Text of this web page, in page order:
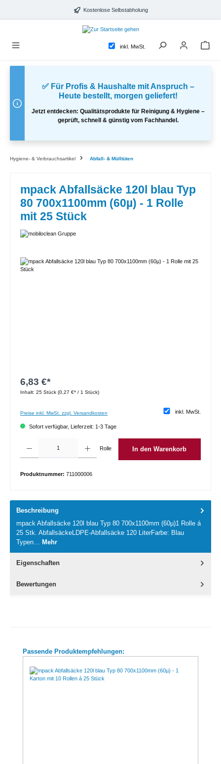
Kostenlose Selbstabholung
inkl. MwSt.
✅ Für Profis & Haushalte mit Anspruch –
Heute bestellt, morgen geliefert!
Jetzt entdecken: Qualitätsprodukte für Reinigung & Hygiene –
geprüft, schnell & günstig vom Fachhandel.
Hygiene- & Verbrauchsartikel Abfall- & Mülltüten
mpack Abfallsäcke 120l blau Typ
80 700x1100mm (60µ) - 1 Rolle
mit 25 Stück
Bildergalerie überspringen
6,83 €*
Inhalt: 25 Stück (0,27 €* / 1 Stück)
inkl. MwSt.
Preise inkl. MwSt. zzgl. Versandkosten
Sofort verfügbar, Lieferzeit: 1-3 Tage
Rolle In den Warenkorb
Produktnummer: 711000006
Beschreibung
mpack Abfallsäcke 120l blau Typ 80 700x1100mm (60µ)1 Rolle á
25 Stk. AbfallsäckeLDPE-Abfallsäcke 120 LiterFarbe: Blau
Typen…
Mehr
Eigenschaften
Bewertungen
Produktgalerie überspringen
Passende Produktempfehlungen: